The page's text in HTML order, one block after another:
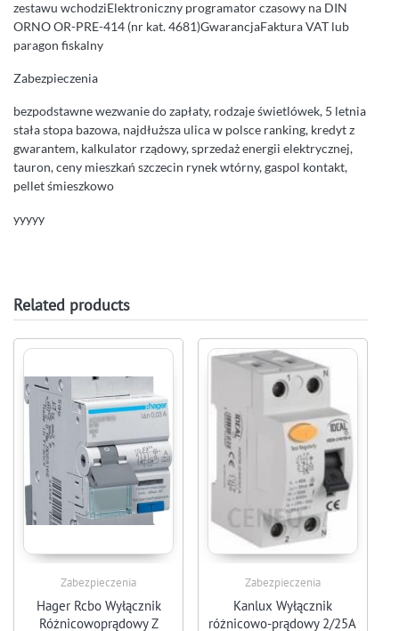
zestawu wchodziElektroniczny programator czasowy na DIN
ORNO OR-PRE-414 (nr kat. 4681)GwarancjaFaktura VAT lub
paragon fiskalny
Zabezpieczenia
bezpodstawne wezwanie do zapłaty, rodzaje świetlówek, 5 letnia
stała stopa bazowa, najdłuższa ulica w polsce ranking, kredyt z
gwarantem, kalkulator rządowy, sprzedaż energii elektrycznej,
tauron, ceny mieszkań szczecin rynek wtórny, gaspol kontakt,
pellet śmieszkowo
yyyyy
Related products
Zabezpieczenia
Hager Rcbo Wyłącznik
Różnicowoprądowy Z
Zabezpieczenia
Kanlux Wyłącznik
różnicowo-prądowy 2/25A